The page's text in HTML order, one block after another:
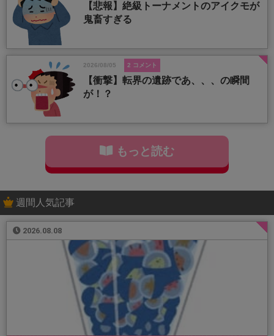
【悲報】絶級トーナメントのアイクモが
鬼畜すぎる
2026/08/05 2 コメント
【衝撃】転界の遺跡であ、、、の瞬間
が！？
もっと読む
週間人気記事
2026.08.08